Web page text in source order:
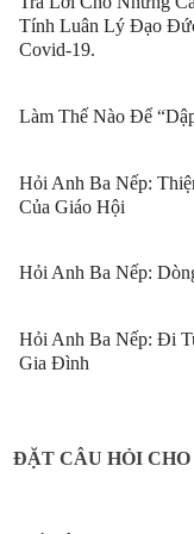
Tính Luân Lý Đạo
Covid-19.
Làm Thế Nào Để
Hỏi Anh Ba Nếp:
Của Giáo Hội
Hỏi Anh Ba Nếp:
Hỏi Anh Ba Nếp: Đi
Gia Đình
ĐẶT CÂU HỎI CHO